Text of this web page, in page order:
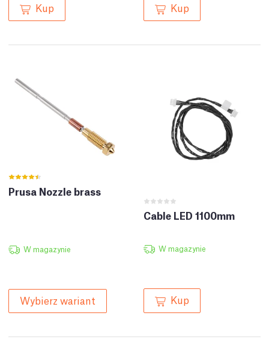
Kup Kup
Prusa Nozzle brass
W magazynie
Wybierz wariant
Cable LED 1100mm
W magazynie
Kup